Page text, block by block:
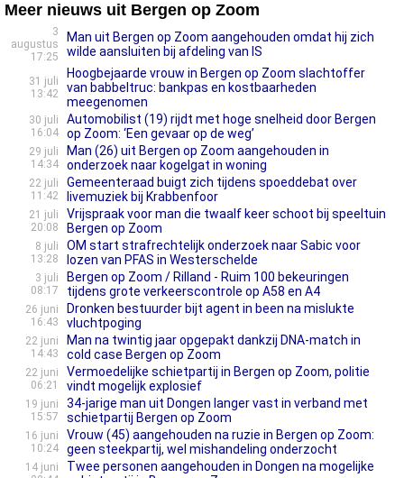
Meer nieuws uit Bergen op Zoom
3
augustus
17:25
Man uit Bergen op Zoom aangehouden omdat hij zich
wilde aansluiten bij afdeling van IS
31 juli
13:42
Hoogbejaarde vrouw in Bergen op Zoom slachtoffer
van babbeltruc: bankpas en kostbaarheden
meegenomen
30 juli
16:04
Automobilist (19) rijdt met hoge snelheid door Bergen
op Zoom: ‘Een gevaar op de weg’
29 juli
14:34
Man (26) uit Bergen op Zoom aangehouden in
onderzoek naar kogelgat in woning
22 juli
11:42
Gemeenteraad buigt zich tijdens spoeddebat over
livemuziek bij Krabbenfoor
21 juli
20:08
Vrijspraak voor man die twaalf keer schoot bij speeltuin
Bergen op Zoom
8 juli
13:28
OM start strafrechtelijk onderzoek naar Sabic voor
lozen van PFAS in Westerschelde
3 juli
08:17
Bergen op Zoom / Rilland - Ruim 100 bekeuringen
tijdens grote verkeerscontrole op A58 en A4
26 juni
16:43
Dronken bestuurder bijt agent in been na mislukte
vluchtpoging
22 juni
14:43
Man na twintig jaar opgepakt dankzij DNA-match in
cold case Bergen op Zoom
22 juni
06:21
Vermoedelijke schietpartij in Bergen op Zoom, politie
vindt mogelijk explosief
19 juni
15:57
34-jarige man uit Dongen langer vast in verband met
schietpartij Bergen op Zoom
16 juni
10:24
Vrouw (45) aangehouden na ruzie in Bergen op Zoom:
geen steekpartij, wel mishandeling onderzocht
14 juni
Twee personen aangehouden in Dongen na mogelijke